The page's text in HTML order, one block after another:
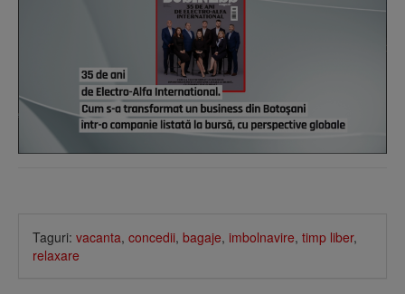
Taguri: vacanta, concedii, bagaje, imbolnavire, timp liber,
relaxare